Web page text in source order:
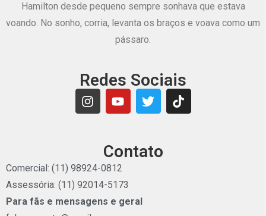
Hamilton desde pequeno sempre sonhava que estava
voando. No sonho, corria, levanta os braços e voava como um
pássaro.
Redes Sociais
Contato
Comercial: (11) 98924-0812
Assessória: (11) 92014-5173
Para fãs e mensagens e geral